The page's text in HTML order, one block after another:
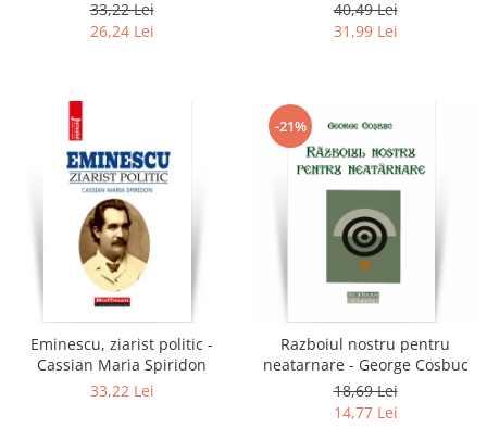
33,22 Lei
26,24 Lei
40,49 Lei
31,99 Lei
Eminescu, ziarist politic -
Cassian Maria Spiridon
33,22 Lei
-21%
Razboiul nostru pentru
neatarnare - George Cosbuc
18,69 Lei
14,77 Lei